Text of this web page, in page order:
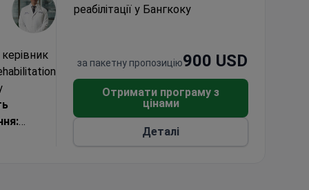
не
реабілітації у Бангкоку
за пакетну пропозицію900 USD
Отримати програму з
цінами
Деталі